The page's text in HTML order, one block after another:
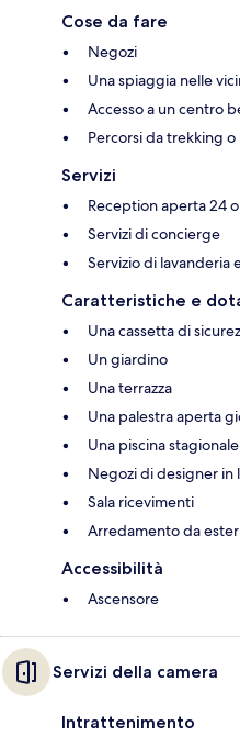
Cose da fare
Negozi
Una spiaggia nelle
Accesso a un centro
Percorsi da trekking
Servizi
Reception aperta 24
Servizi di concierge
Servizio di lavanderia
Caratteristiche e
Una cassetta di
Un giardino
Una terrazza
Una palestra aperta
Una piscina
Negozi di designer in
Sala ricevimenti
Arredamento da
Accessibilità
Ascensore
Servizi della camera
Intrattenimento